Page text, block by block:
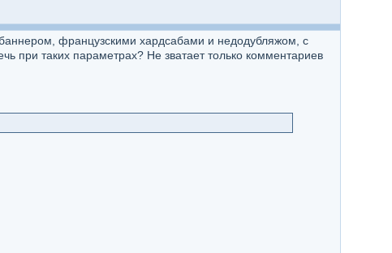
французскими хардсабами и недодубляжом, с
при таких параметрах? Не зватает только комментариев